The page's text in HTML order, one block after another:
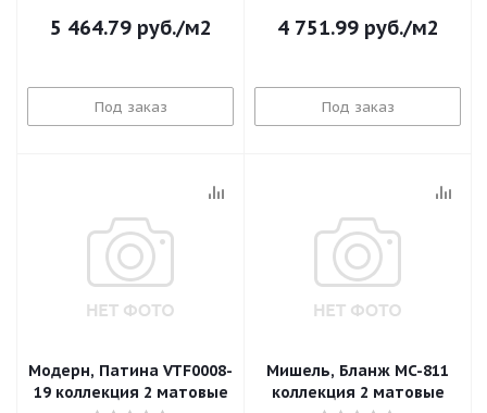
5 464.79руб./м2
Под заказ
4 751.99руб./м2
Под заказ
Модерн, Патина VTF0008-
19 коллекция 2 матовые
Мишель, Бланж MC-811
коллекция 2 матовые